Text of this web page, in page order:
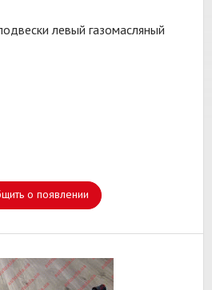
левый газомасляный
о появлении